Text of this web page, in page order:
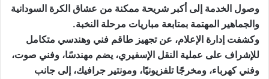
وصول الخدمة إلى أكبر شريحة ممكنة من عشاق الكرة السودانية
والجماهير المهتمة بمتابعة مباريات مرحلة النخبة.
وكشفت إدارة الإعلام، عن تجهيز طاقم فني وهندسي متكامل
للإشراف على عملية النقل الإسفيري، يضم مهندسًا، وفني صوت،
وفني كهرباء، ومخرجًا تلفزيونيًا، ومونتير جرافيك، إلى جانب